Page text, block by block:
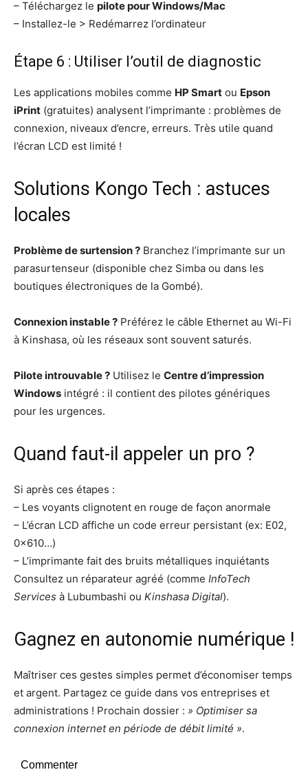
– Téléchargez le pilote pour Windows/Mac
– Installez-le > Redémarrez l’ordinateur
Étape 6 : Utiliser l’outil de diagnostic
Les applications mobiles comme HP Smart ou Epson
iPrint (gratuites) analysent l’imprimante : problèmes de
connexion, niveaux d’encre, erreurs. Très utile quand
l’écran LCD est limité !
Solutions Kongo Tech : astuces
locales
Problème de surtension ? Branchez l’imprimante sur un
parasurtenseur (disponible chez Simba ou dans les
boutiques électroniques de la Gombé).
Connexion instable ? Préférez le câble Ethernet au Wi-Fi
à Kinshasa, où les réseaux sont souvent saturés.
Pilote introuvable ? Utilisez le Centre d’impression
Windows intégré : il contient des pilotes génériques
pour les urgences.
Quand faut-il appeler un pro ?
Si après ces étapes :
– Les voyants clignotent en rouge de façon anormale
– L’écran LCD affiche un code erreur persistant (ex: E02,
0x610…)
– L’imprimante fait des bruits métalliques inquiétants
Consultez un réparateur agréé (comme InfoTech
Services à Lubumbashi ou Kinshasa Digital).
Gagnez en autonomie numérique !
Maîtriser ces gestes simples permet d’économiser temps
et argent. Partagez ce guide dans vos entreprises et
administrations ! Prochain dossier : » Optimiser sa
connexion internet en période de débit limité ».
Commenter